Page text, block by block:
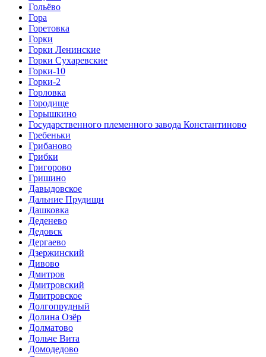
Гольёво
Гора
Горетовка
Горки
Горки Ленинские
Горки Сухаревские
Горки-10
Горки-2
Горловка
Городище
Горышкино
Государственного племенного завода Константиново
Гребеньки
Грибаново
Грибки
Григорово
Гришино
Давыдовское
Дальние Прудищи
Дашковка
Деденево
Дедовск
Дергаево
Дзержинский
Дивово
Дмитров
Дмитровский
Дмитровское
Долгопрудный
Долина Озёр
Долматово
Дольче Вита
Домодедово